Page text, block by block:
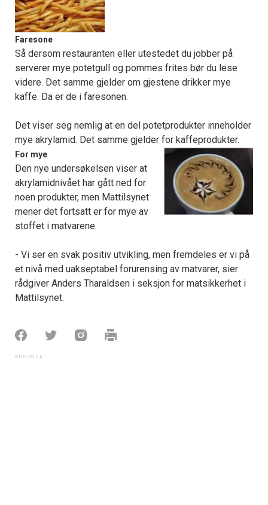
Faresone
Så dersom restauranten eller utestedet du jobber på
serverer mye potetgull og pommes frites bør du lese
videre. Det samme gjelder om gjestene drikker mye
kaffe. Da er de i faresonen.
Det viser seg nemlig at en del potetprodukter inneholder
mye akrylamid. Det samme gjelder for kaffeprodukter.
For mye
Den nye undersøkelsen viser at
akrylamidnivået har gått ned for
noen produkter, men Mattilsynet
mener det fortsatt er for mye av
stoffet i matvarene.
- Vi ser en svak positiv utvikling, men fremdeles er vi på
et nivå med uakseptabel forurensing av matvarer, sier
rådgiver Anders Tharaldsen i seksjon for matsikkerhet i
Mattilsynet.